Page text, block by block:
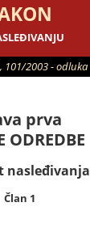
101/2003 - odluka
prva
ODREDBE
nasleđivanja
Član 1